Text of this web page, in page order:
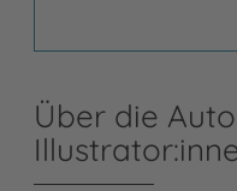
Über die